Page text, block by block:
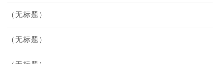
（无标题）
（无标题）